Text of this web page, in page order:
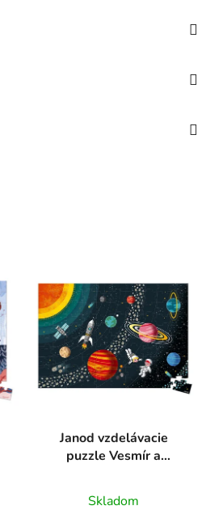
Janod vzdelávacie
puzzle Vesmír a
Skladom